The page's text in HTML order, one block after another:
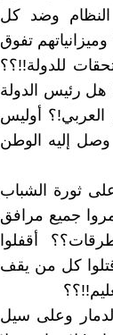
وضد كل
تفوق
للدولة!!؟؟
رئيس الدولة
العربي!؟ أوليس
وصل إليه الوطن
ثورة الشباب
جميع مرافق
أقفلوا
كل من يقف
وعلى سيل